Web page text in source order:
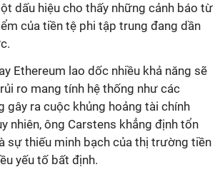
dấu hiệu cho thấy những cảnh báo từ
của tiền tệ phi tập trung đang dần
Ethereum lao dốc nhiều khả năng sẽ
ro mang tính hệ thống như các
gây ra cuộc khủng hoảng tài chính
nhiên, ông Carstens khẳng định tổn
sự thiếu minh bạch của thị trường tiền
yếu tố bất định.